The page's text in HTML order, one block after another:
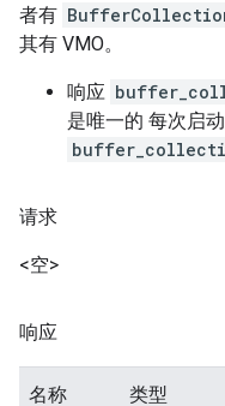
者有
其有 VMO。
响应
是唯一的 每次启
请求
<空>
响应
名称 类型